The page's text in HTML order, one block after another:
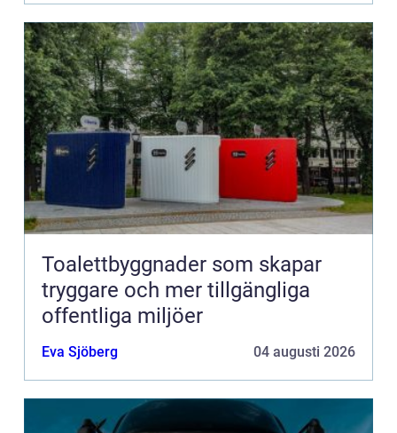
Toalettbyggnader som skapar
tryggare och mer tillgängliga
offentliga miljöer
Eva Sjöberg 04 augusti 2026